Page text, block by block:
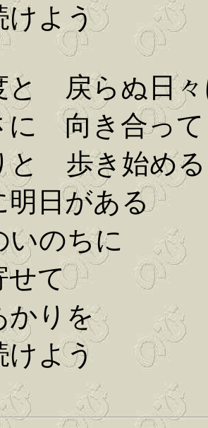
けよう
と 戻らぬ日
向き合って
と 歩き始める
明日がある
いのちに
せて
かりを
けよう